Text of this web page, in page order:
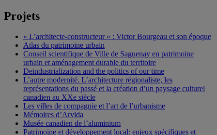
Projets
« L’architecte-constructeur » : Victor Bourgeau et son époque
Atlas du patrimoine urbain
Conseil scientifique de Ville de Saguenay en patrimoine
urbain et aménagement durable du territoire
Deindustrialization and the politics of our time
L’autre modernité. L’architecture régionaliste, les
représentations du passé et la création d’un paysage culturel
canadien au XXe siècle
Les villes de compagnie et l’art de l’urbanisme
Mémoires d’Arvida
Musée canadien de l’aluminium
Patrimoine et développement local: enjeux spécifiques et